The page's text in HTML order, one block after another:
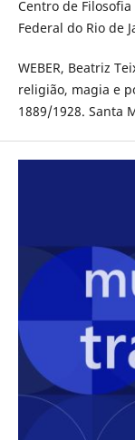
Centro de
Federal do Rio de
WEBER, Beatriz
religião, magia e
1889/1928. Santa